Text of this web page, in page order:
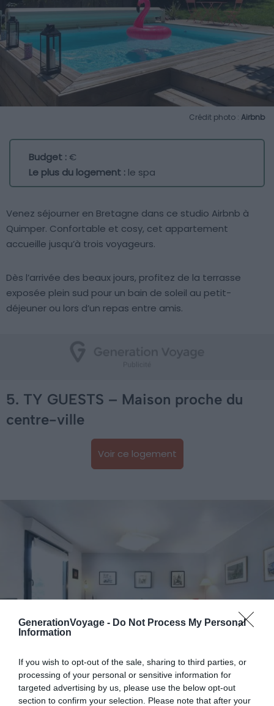
GenerationVoyage - Do Not Process My Personal
Information
If you wish to opt-out of the sale, sharing to third parties, or
processing of your personal or sensitive information for
targeted advertising by us, please use the below opt-out
section to confirm your selection. Please note that after your
Crédit photo : Airbnb
Budget :€
Le plus du logement : le spa
Venez séjourner en Bretagne dans ce studio Airbnb à
Quimper. Confortable et cosy, cet appartement
accueille jusqu’à trois voyageurs.
Dès l’arrivée des beaux jours, profitez de la terrasse
exposée plein sud pour un bain de soleil au petit-
déjeuner ou lors d’un repas entre amis.
5. TY GUESTS – Maison proche du
centre-ville
Voir ce logement
Crédit photo :